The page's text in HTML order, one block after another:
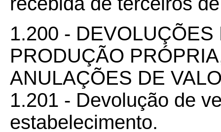
1.200 -
PRODUÇÃO
ANULAÇÕES DE
1.201 - Devolução de
estabelecimento.